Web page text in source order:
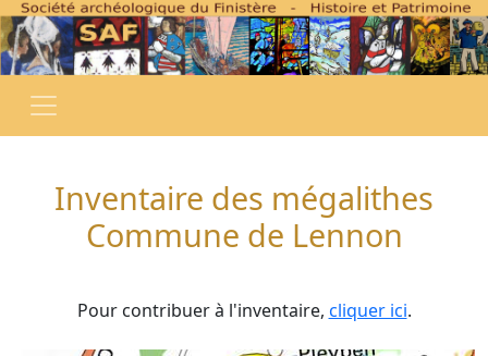
Inventaire des mégalithes
Commune de Lennon
Pour contribuer à l'inventaire, cliquer ici.